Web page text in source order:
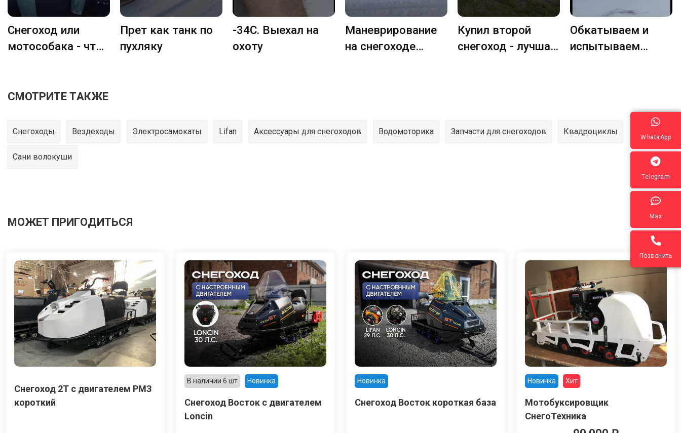
WhatsApp
Telegram
Max
Позвонить
Снегоход или
мотособака - что
Прет как танк по
пухляку
-34C. Выехал на
охоту
Маневрирование
на снегоходе
Купил второй
снегоход - лучшая
Обкатываем и
испытываем
СМОТРИТЕ ТАКЖЕ
Снегоходы Вездеходы Электросамокаты Lifan Аксессуары для снегоходов Водомоторика Запчасти для снегоходов Квадроциклы
Сани волокуши
МОЖЕТ ПРИГОДИТЬСЯ
Снегоход 2Т с двигателем РМЗ
короткий
В наличии 6 шт Новинка
Снегоход Восток с двигателем
Loncin
Новинка
Снегоход Восток короткая база
Новинка Хит
Мотобуксировщик
СнегоТехника